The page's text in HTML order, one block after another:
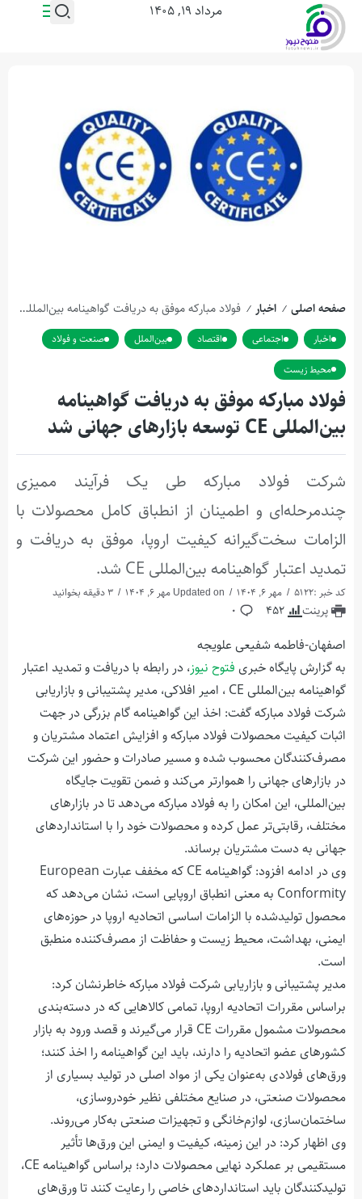
مرداد ۱۹, ۱۴۰۵
صفحه اصلی / اخبار / فولاد مباركه موفق به دریافت گواهینامه بین‌المللی CE توسعه بازارهای جهانی شد
اخبار اجتماعی اقتصاد بین‌الملل
صنعت و فولاد
محیط زیست
فولاد مباركه موفق به دریافت گواهینامه
بین‌المللی CE توسعه بازارهای جهانی شد
شرکت فولاد مبارکه طی یک فرآیند ممیزی
چندمرحله‌ای و اطمینان از انطباق کامل محصولات با
الزامات سخت‌گیرانه کیفیت اروپا، موفق به دریافت و
تمدید اعتبار گواهینامه بین‌المللی CE شد.
کد خبر :5122 مهر 6, 1404
پرینت 452
0
اصفهان-فاطمه شفیعی علویجه
به گزارش پایگاه خبری فتوح نیوز، در رابطه با دریافتو تمدید اعتبار
گواهینامه بین‌المللی
CE ، امیر افلاکی، مدیر پشتیبانی و بازاریابی
شرکت فولاد مبارکه گفت: اخذ این گواهینامه گام بزرگی در جهت
اثبات کیفیت محصولات فولاد مبارکه و افزایش اعتماد مشتریان و
مصرف‌کنندگان محسوب شده و مسیر صادرات و حضور این شرکت
در بازارهای جهانی را هموارتر می‌کند و ضمن تقویت جایگاه
بین‌المللی، این امکان را به فولاد مبارکه می‌دهد تا در بازارهای
مختلف، رقابتی‌تر عمل کرده و محصولات خود را با استانداردهای
جهانی به دست مشتریان برساند.
وی در ادامه افزود: گواهینامه CE که مخفف عبارت European
Conformity به معنی انطباق اروپایی است، نشان می‌دهد که
محصول تولیدشده با الزامات اساسی اتحادیه اروپا در حوزه‌های
ایمنی، بهداشت، محیط زیست و حفاظت از مصرف‌کننده منطبق
است.
مدیر پشتیبانی و بازاریابی شرکت فولاد مبارکه خاطرنشان کرد:
براساس مقررات اتحادیه اروپا، تمامی کالاهایی که در دسته‌بندی
محصولات مشمول مقررات CE قرار می‌گیرند و قصد ورود به بازار
کشورهای عضو اتحادیه را دارند، باید این گواهینامه را اخذ کنند؛
ورق‌های فولادی به‌عنوان یکی از مواد اصلی در تولید بسیاری از
محصولات صنعتی، در صنایع مختلفی نظیر خودروسازی،
ساختمان‌سازی، لوازم‌خانگی و تجهیزات صنعتی به‌کار می‌روند.
وی اظهار کرد: در این زمینه، کیفیت و ایمنی این ورق‌ها تأثیر
مستقیمی بر عملکرد نهایی محصولات دارد؛ براساس گواهینامه CE،
تولیدکنندگان باید استانداردهای خاصی را رعایت کنند تا ورق‌های